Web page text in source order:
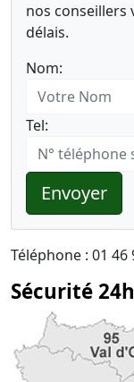
nos conseillers
délais.
Nom:
Tel:
Envoyer
Téléphone : 01 46
Sécurité